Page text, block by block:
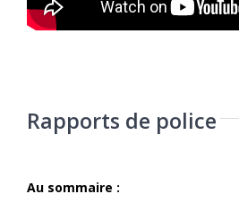
Rapports de police
Au sommaire :